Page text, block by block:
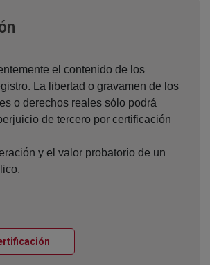
el contenido de los
La libertad o gravamen de los
o derechos reales sólo podrá
de tercero por certificación
y el valor probatorio de un